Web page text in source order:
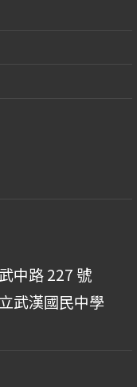
中路 227 號
武漢國民中學